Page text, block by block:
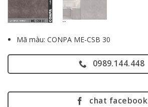
Mã màu: CONPA ME-CSB 30
0989.144.448
chat facebook